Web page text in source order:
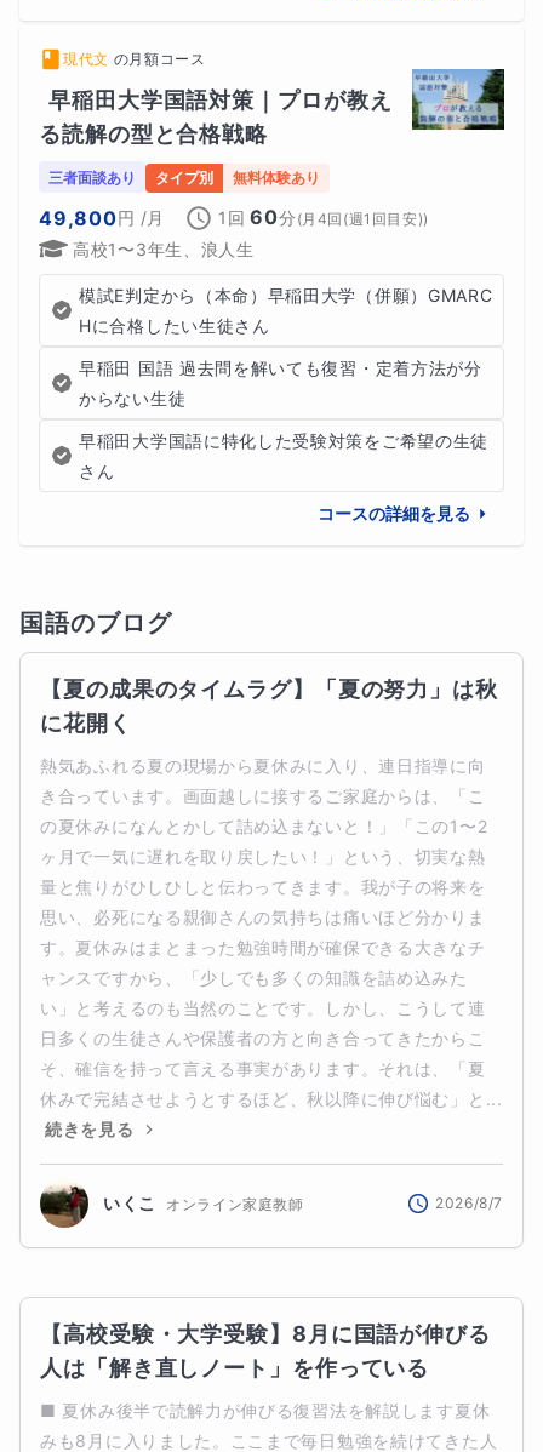
現代文 の月額コース
早稲田大学国語対策｜プロが教え
る読解の型と合格戦略
三者面談あり タイプ別 無料体験あり
49,800円 /月 1回 60分 ( 月4回(週1回目安))
高校1〜3年生、浪人生
模試E判定から（本命）早稲田大学（併願）GMARC
Hに合格したい生徒さん
早稲田 国語 過去問を解いても復習・定着方法が分
からない生徒
早稲田大学国語に特化した受験対策をご希望の生徒
さん
コースの詳細を見る
国語のブログ
【夏の成果のタイムラグ】「夏の努力」は秋
に花開く
熱気あふれる夏の現場から夏休みに入り、連日指導に向
き合っています。画面越しに接するご家庭からは、「こ
の夏休みになんとかして詰め込まないと！」「この1〜2
ヶ月で一気に遅れを取り戻したい！」という、切実な熱
量と焦りがひしひしと伝わってきます。我が子の将来を
思い、必死になる親御さんの気持ちは痛いほど分かりま
す。夏休みはまとまった勉強時間が確保できる大きなチ
ャンスですから、「少しでも多くの知識を詰め込みた
い」と考えるのも当然のことです。しかし、こうして連
日多くの生徒さんや保護者の方と向き合ってきたからこ
そ、確信を持って言える事実があります。それは、「夏
休みで完結させようとするほど、秋以降に伸び悩む」と...
続きを見る
いくこ オンライン家庭教師 2026/8/7
【高校受験・大学受験】8月に国語が伸びる
人は「解き直しノート」を作っている
■ 夏休み後半で読解力が伸びる復習法を解説します夏休
みも8月に入りました。ここまで毎日勉強を続けてきた人